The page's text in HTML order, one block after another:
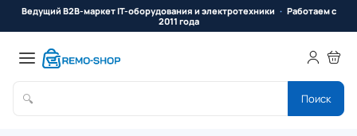
Ведущий B2B-маркет IT-оборудования и электротехники
Работаем с
2011 года
🔍 Поиск